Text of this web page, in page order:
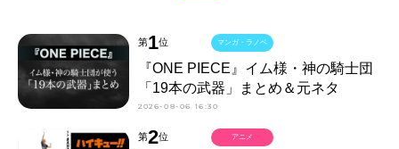
第1位
『ONE PIECE』イム様・神の騎士団
「19本の武器」まとめ＆元ネタ
2026-08-06 16:30
マンガ・ラノベ
第2位 アニメ